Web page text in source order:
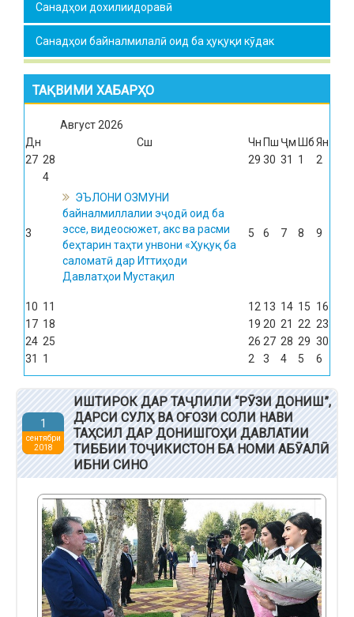
Санадҳои дохилиидоравӣ
Санадҳои байналмилалӣ оид ба ҳуқуқи кӯдак
ТАҚВИМИ ХАБАРҲО
Август2026
Дн
Сш Чн Пш Ҷм ШбЯн
27 28 29 30 31 1 2
3
4
ЭЪЛОНИ ОЗМУНИ
байналмиллалии эҷодӣ оид ба
эссе, видеосюжет, акс ва расми
беҳтарин таҳти унвони «Ҳуқуқ ба
саломатӣ дар Иттиҳоди
Давлатҳои Мустақил
5 6 7 8 9
10 11 12 13 14 15 16
17 18 19 20 21 22 23
24 25 26 27 28 29 30
31
1 2 3 4 5 6
1
сентябри
2018
ИШТИРОК ДАР ТАҶЛИЛИ “РӮЗИ ДОНИШ”,
ДАРСИ СУЛҲ ВА ОҒОЗИ СОЛИ НАВИ
ТАҲСИЛ ДАР ДОНИШГОҲИ ДАВЛАТИИ
ТИББИИ ТОҶИКИСТОН БА НОМИ АБӮАЛӢ
ИБНИ СИНО